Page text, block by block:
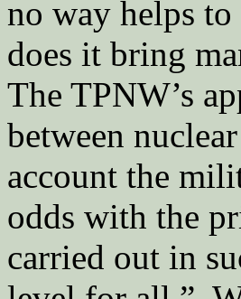
no way helps
does it bring
The TPNW’s
between
account the
odds with the
carried out in